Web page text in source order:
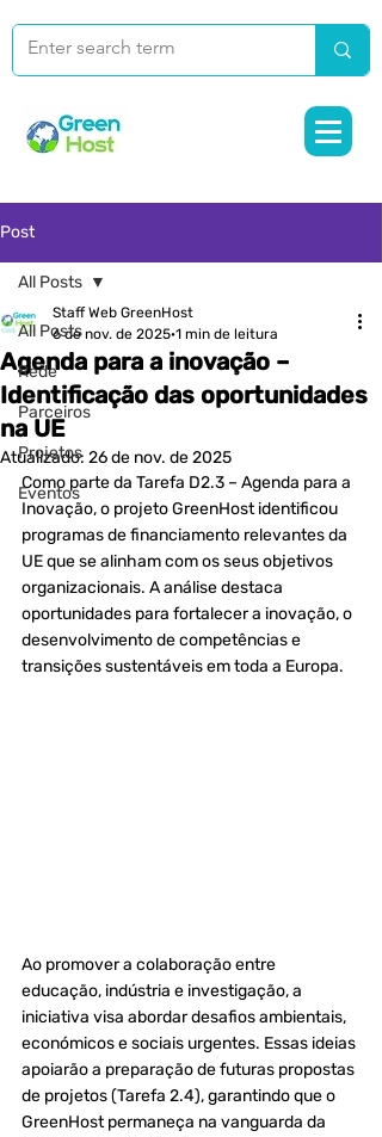
Post
All Posts
Rede
Parceiros
Projetos
Eventos
All Posts
Agenda para a inovação –
Identificação das oportunidades
na UE
Staff Web GreenHost
6 de nov. de 2025 1 min de leitura
Atualizado: 26 de nov. de 2025
Como parte da Tarefa D2.3 – Agenda para a
Inovação, o projeto GreenHost identificou
programas de financiamento relevantes da
UE que se alinham com os seus objetivos
organizacionais. A análise destaca
oportunidades para fortalecer a inovação, o
desenvolvimento de competências e
transições sustentáveis em toda a Europa.
Ao promover a colaboração entre
educação, indústria e investigação, a
iniciativa visa abordar desafios ambientais,
económicos e sociais urgentes. Essas ideias
apoiarão a preparação de futuras propostas
de projetos (Tarefa 2.4), garantindo que o
GreenHost permaneça na vanguarda da